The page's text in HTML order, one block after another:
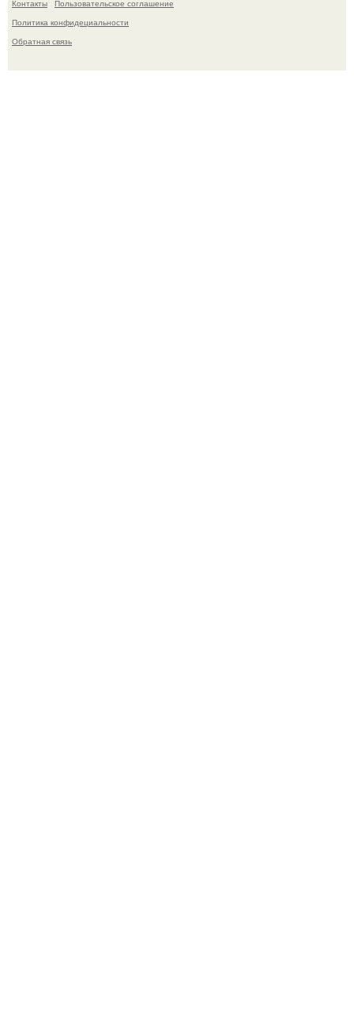
Контакты
Пользовательское соглашение
Политика конфидециальности
Обратная связь